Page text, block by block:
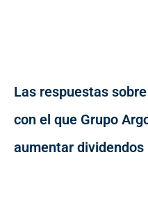
Las respuestas
con el que Grupo
aumentar dividendos